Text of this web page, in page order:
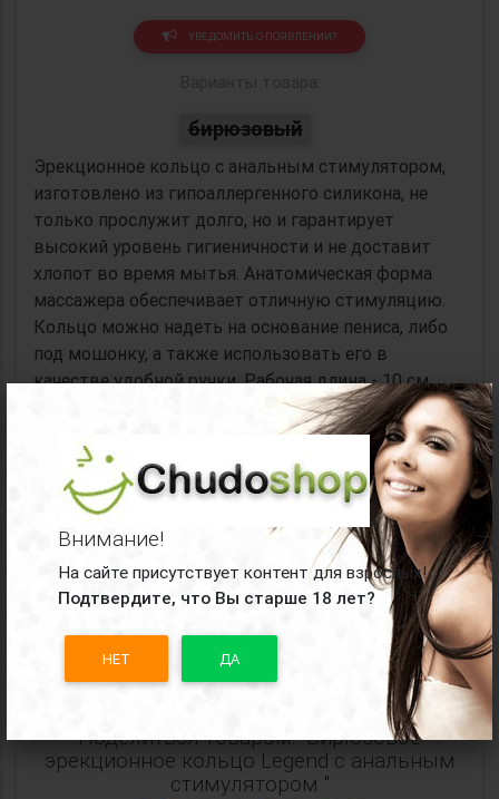
Внимание!
На сайте присутствует контент для взрослых!
Подтвердите, что Вы старше 18 лет?
НЕТ ДА
×
УВЕДОМИТЬ О ПОЯВЛЕНИИ?
бирюзовый
Эрекционное кольцо с анальным стимулятором,
изготовлено из гипоаллергенного силикона, не
только прослужит долго, но и гарантирует
высокий уровень гигиеничности и не доставит
хлопот во время мытья. Анатомическая форма
массажера обеспечивает отличную стимуляцию.
Кольцо можно надеть на основание пениса, либо
под мошонку, а также использовать его в
качестве удобной ручки. Рабочая длина - 10 см.
Минимальный диаметр — 2,5 см. Внутренний
Коллекция: Spice It Up
Материал: силикон
Упаковка:картонная коробка
Производитель:
Lola Games
Всеэрекционные кольца Lola Games
Поделиться товаром: "Бирюзовое
эрекционное кольцо Legend с анальным
стимулятором "